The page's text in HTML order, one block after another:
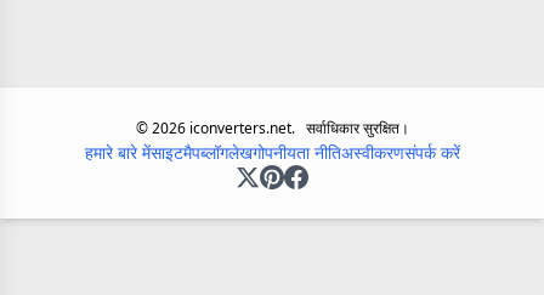
©2026iconverters.net. सर्वाधिकार सुरक्षित।
हमारे बारे मेंसाइटमैपब्लॉगलेखगोपनीयता नीतिअस्वीकरणसंपर्क करें